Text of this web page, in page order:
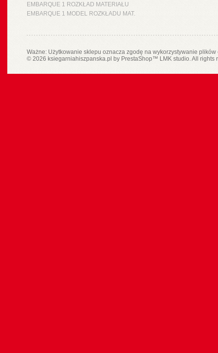
EMBARQUE 1 ROZKŁAD MATERIAŁU
EMBARQUE 1 MODEL ROZKŁADU MAT.
Ważne: Użytkowanie sklepu oznacza zgodę na wykorzystywanie
© 2026 ksiegarniahiszpanska.pl by PrestaShop™ LMK studio. All rights